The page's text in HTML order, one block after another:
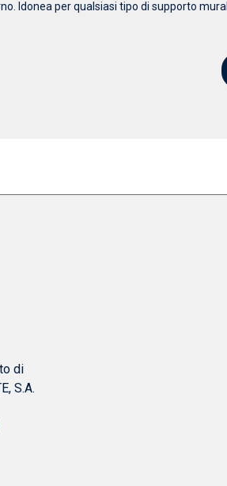
Idonea per qualsiasi tipo di supporto
di
S.A.